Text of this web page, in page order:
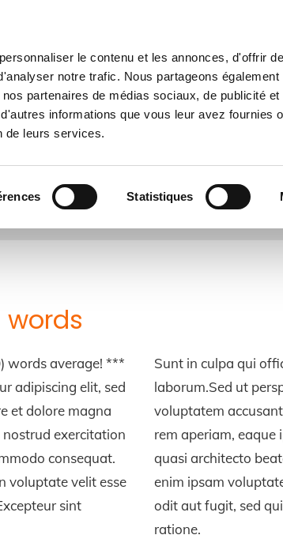
le contenu et les annonces, d'offrir
notre trafic. Nous partageons également
partenaires de médias sociaux, de publicité
informations que vous leur avez fournies
de leurs services.
Statistiques
Accueil Nos offres Showroom
words average! ***
adipiscing elit, sed
et dolore magna
exercitation
consequat.
voluptate velit esse
sint
Sunt in culpa qui
laborum.Sed ut
voluptatem
rem aperiam, eaque
quasi architecto
enim ipsam
odit aut fugit, sed
ratione.